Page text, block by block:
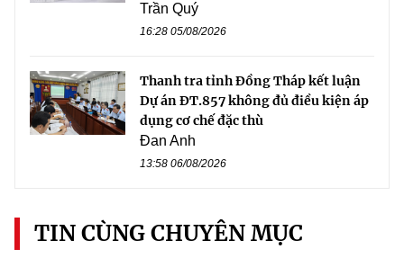
Trần Quý
16:28 05/08/2026
Thanh tra tỉnh Đồng Tháp kết luận
Dự án ĐT.857 không đủ điều kiện áp
dụng cơ chế đặc thù
Đan Anh
13:58 06/08/2026
TIN CÙNG CHUYÊN MỤC